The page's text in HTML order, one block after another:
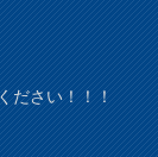
ださい！！！